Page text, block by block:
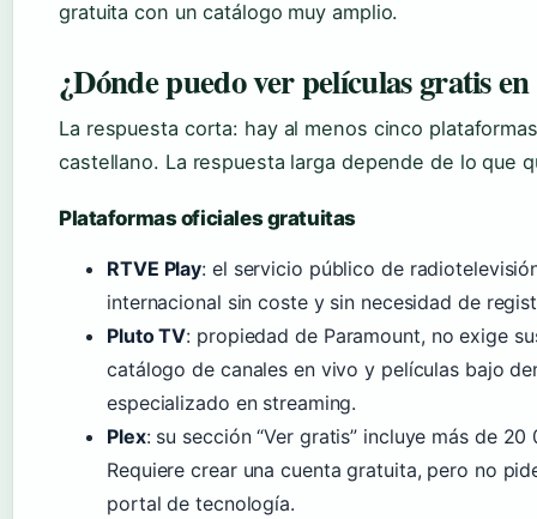
gratuita con un catálogo muy amplio.
¿Dónde puedo ver películas gratis
La respuesta corta: hay al menos cinco
castellano. La respuesta larga depende de lo que
Plataformas oficiales gratuitas
RTVE Play: el servicio público de
internacional sin coste y sin necesidad de
Pluto TV: propiedad de Paramount, no exige
catálogo de canales en vivo y películas bajo
especializado en streaming.
Plex: su sección “Ver gratis” incluye más de
Requiere crear una cuenta gratuita, pero no
portal de tecnología.